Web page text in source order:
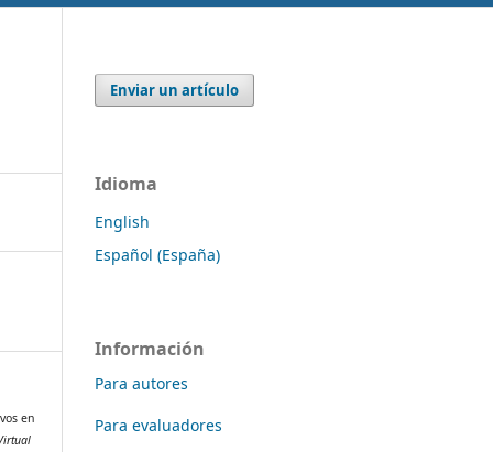
en
Enviar un artículo
Idioma
English
Español (España)
Información
Para autores
Para evaluadores